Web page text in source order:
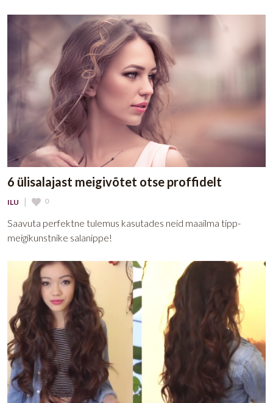
6 ülisalajast meigivõtet otse proffidelt
ILU | 0
Saavuta perfektne tulemus kasutades neid maailma tipp-
meigikunstnike salanippe!